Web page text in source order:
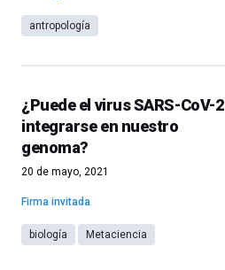
antropología
¿Puede el virus SARS-CoV-2
integrarse en nuestro
genoma?
20 de mayo, 2021
Firma invitada
biología Metaciencia